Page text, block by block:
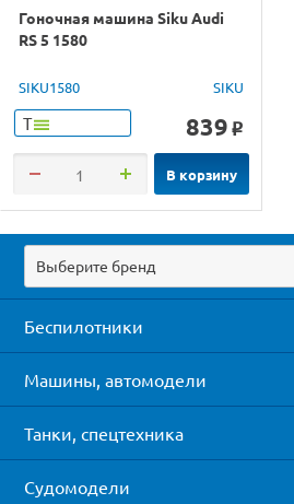
Гоночная машина Siku Audi
RS 5 1580
SIKU1580 SIKU
Т 839 o
В корзину
Выберите бренд
Беспилотники
Машины, автомодели
Танки, спецтехника
Судомодели